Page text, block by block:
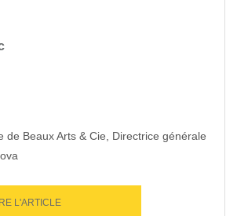
de Beaux Arts & Cie, Directrice générale
L'ARTICLE